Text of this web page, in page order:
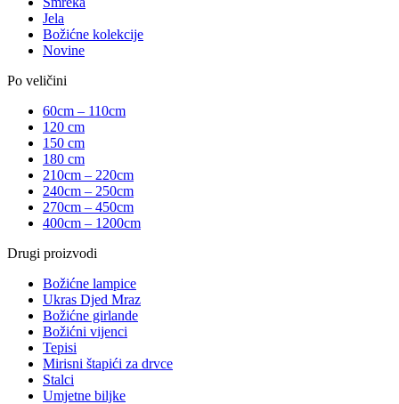
Jela
Božićne kolekcije
Novine
Po veličini
60cm – 110cm
120 cm
150 cm
180 cm
210cm – 220cm
240cm – 250cm
270cm – 450cm
400cm – 1200cm
Drugi proizvodi
Božićne lampice
Ukras Djed Mraz
Božićne girlande
Božićni vijenci
Tepisi
Mirisni štapići za drvce
Stalci
Umjetne biljke